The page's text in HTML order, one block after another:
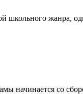
школьного жанра,
начинается со